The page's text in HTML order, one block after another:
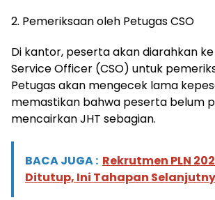
2. Pemeriksaan oleh Petugas CSO
Di kantor, peserta akan diarahkan
Service Officer (CSO) untuk
Petugas akan mengecek lama
memastikan bahwa peserta belum
mencairkan JHT sebagian.
BACA JUGA : Rekrutmen PLN
Ditutup, Ini Tahapan